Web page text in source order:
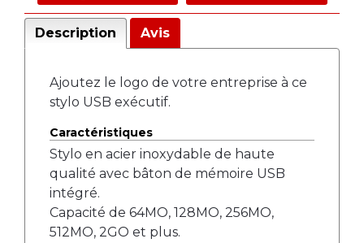
Description Avis
Ajoutez le logo de votre entreprise à ce
stylo USB exécutif.
Caractéristiques
Stylo en acier inoxydable de haute
qualité avec bâton de mémoire USB
intégré.
Capacité de 64MO, 128MO, 256MO,
512MO, 2GO et plus.